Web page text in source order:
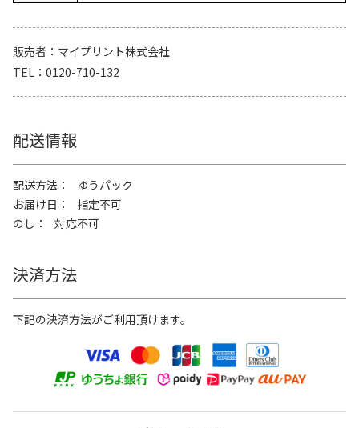
販売者
マイプリント株式会社
TEL
0120-710-132
配送情報
配送方法
ゆうパック
お届け日
指定不可
のし
対応不可
決済方法
下記の決済方法がご利用頂けます。